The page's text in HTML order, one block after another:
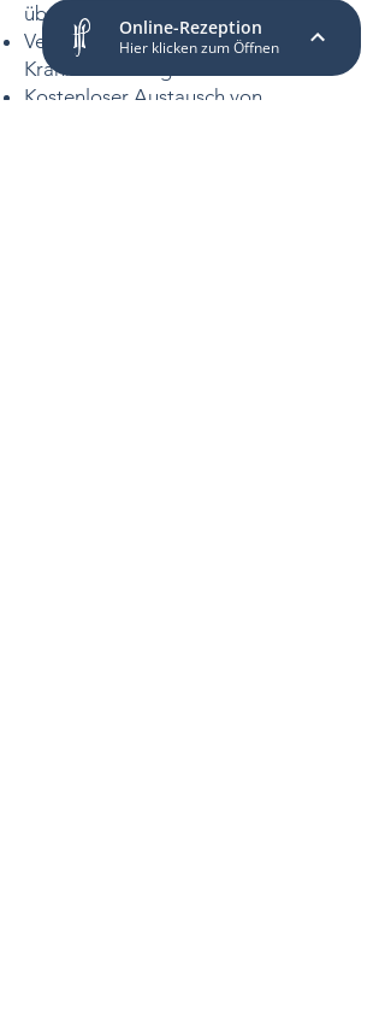
überall aus
Versichertenausfertigung der
Krankschreibung online erhalten
Kostenloser Austausch von